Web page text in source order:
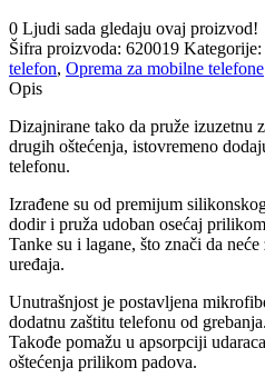
0 Ljudi sada gledaju ovaj proizvod!
Šifra proizvoda: 620019 Kategorije:
telefon, Oprema za mobilne telefone
Opis
Dizajnirane tako da pruže izuzetnu
drugih oštećenja, istovremeno
telefonu.
Izrađene su od premijum
dodir i pruža udoban osećaj
Tanke su i lagane, što znači da
uređaja.
Unutrašnjost je postavljena
dodatnu zaštitu telefonu od grebanja.
Takođe pomažu u apsorpciji
oštećenja prilikom padova.